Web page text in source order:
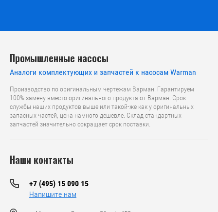
Промышленные насосы
Аналоги комплектующих и запчастей к насосам Warman
Производство по оригинальным чертежам Варман. Гарантируем
100% замену вместо оригинального продукта от Варман. Срок
службы наших продуктов выше или такой-же как у оригинальных
запасных частей, цена намного дешевле. Склад стандартных
запчастей значительно сокращает срок поставки.
Наши контакты
+7 (495) 15 090 15
Напишите нам